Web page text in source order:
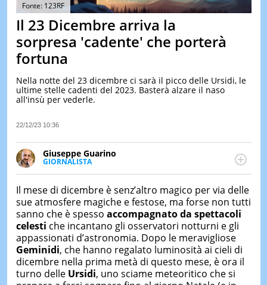
TEST
LE
DI
IERI
Fonte: 123RF
Il 23 Dicembre arriva la
sorpresa 'cadente' che porterà
fortuna
Nella notte del 23 dicembre ci sarà il picco delle Ursidi, le
ultime stelle cadenti del 2023. Basterà alzare il naso
all'insù per vederle.
22/12/23 10:36
Giuseppe Guarino
GIORNALISTA
Ph(D) in Diritto Comparato e processi di
particolare sulla Storia contemporanea di America
Latina e Spagna. Collabora con numerose testate ed
è presidente dell'Associazione Culturale "La
Biblioteca del Sannio".
Il mese di dicembre è senz’altro magico per via delle
sue atmosfere magiche e festose, ma forse non tutti
sanno che è spesso accompagnato da spettacoli
celesti che incantano gli osservatori notturni e gli
appassionati d’astronomia. Dopo le meravigliose
Geminidi, che hanno regalato luminosità ai cieli di
dicembre nella prima metà di questo mese, è ora il
turno delle Ursidi, uno sciame meteoritico che si